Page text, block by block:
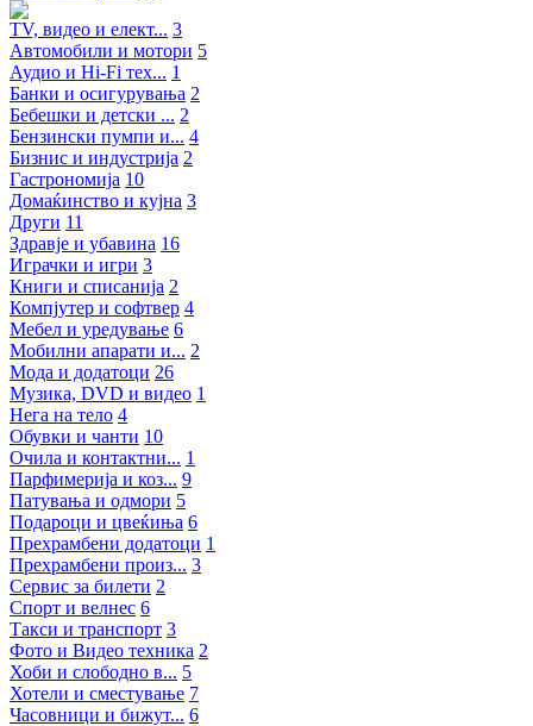
TV, видео и елект... 3
Автомобили и мотори 5
Аудио и Hi-Fi тех... 1
Банки и осигурувања 2
Бебешки и детски ... 2
Бензински пумпи и... 4
Бизнис и индустрија 2
Гастрономија 10
Домаќинство и кујна 3
Други 11
Здравје и убавина 16
Играчки и игри 3
Книги и списанија 2
Компјутер и софтвер 4
Мебел и уредување 6
Мобилни апарати и... 2
Мода и додатоци 26
Музика, DVD и видео 1
Нега на тело 4
Обувки и чанти 10
Очила и контактни... 1
Парфимерија и коз... 9
Патувања и одмори 5
Подароци и цвеќиња 6
Прехрамбени додатоци 1
Прехрамбени произ... 3
Сервис за билети 2
Спорт и велнес 6
Такси и транспорт 3
Фото и Видео техника 2
Хоби и слободно в... 5
Хотели и сместување 7
Часовници и бижут... 6